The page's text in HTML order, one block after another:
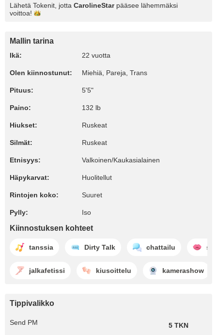
Lähetä Tokenit, jotta CarolineStar pääsee lähemmäksi
voittoa!
Mallin tarina
Ikä: 22 vuotta
Olen kiinnostunut: Miehiä, Pareja, Trans
Pituus: 5'5"
Paino: 132 lb
Hiukset: Ruskeat
Silmät: Ruskeat
Etnisyys: Valkoinen/Kaukasialainen
Häpykarvat: Huolitellut
Rintojen koko: Suuret
Pylly: Iso
Kiinnostuksen kohteet
tanssia Dirty Talk chattailu
jalkafetissi kiusoittelu kamerashow
Tippivalikko
Send PM 5 TKN